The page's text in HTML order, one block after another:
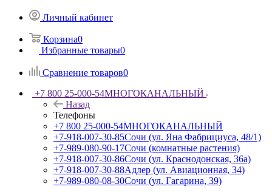
Личный кабинет
Корзина0
Избранные товары0
Сравнение товаров0
+7 800 25-000-54МНОГОКАНАЛЬНЫЙ
Назад
Телефоны
+7 800 25-000-54МНОГОКАНАЛЬНЫЙ
+7-918-007-30-85Сочи (ул. Яна Фабрициуса, 48/1)
+7-989-080-90-17Сочи (комнатные растения)
+7-918-007-30-86Сочи (ул. Краснодонская, 36а)
+7-918-007-30-88Адлер (ул. Авиационная, 34)
+7-989-080-08-30Сочи (ул. Гагарина, 39)